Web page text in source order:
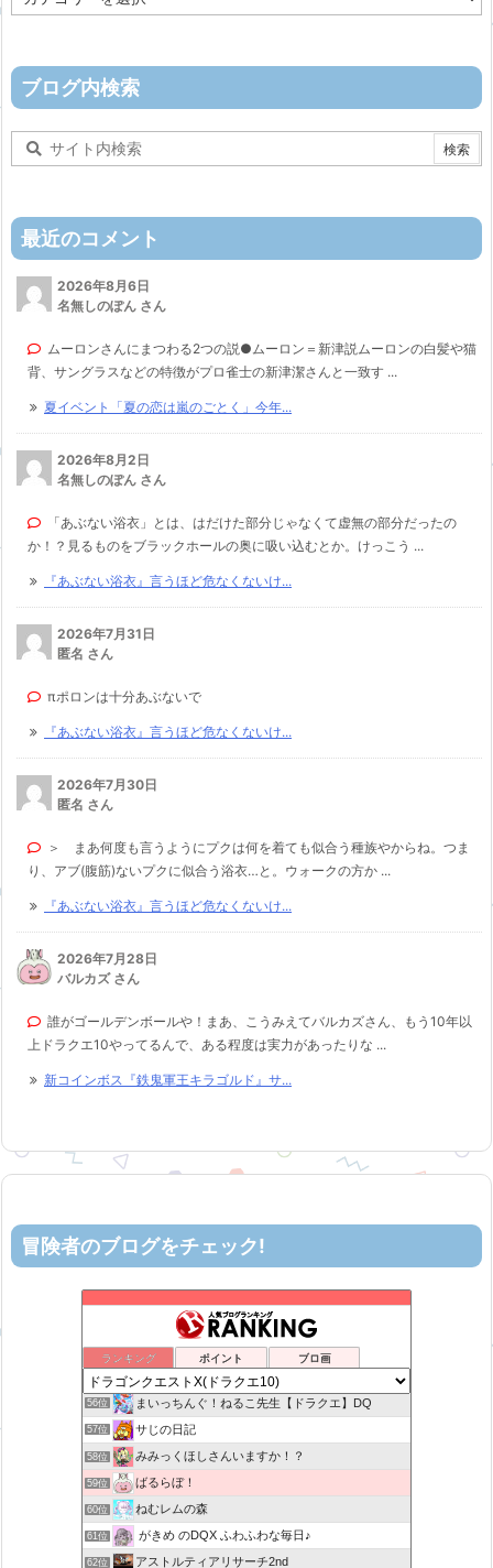
テ
ー
ブログ内検索
最近のコメント
2026年8月6日
名無しのぽん さん
ムーロンさんにまつわる2つの説●ムーロン＝新津説ムーロンの白髪や猫
背、サングラスなどの特徴がプロ雀士の新津潔さんと一致す ...
夏イベント「夏の恋は嵐のごとく」今年...
2026年8月2日
名無しのぽん さん
「あぶない浴衣」とは、はだけた部分じゃなくて虚無の部分だったの
か！？見るものをブラックホールの奥に吸い込むとか。けっこう ...
『あぶない浴衣』言うほど危なくないけ...
2026年7月31日
匿名 さん
πポロンは十分あぶないで
『あぶない浴衣』言うほど危なくないけ...
2026年7月30日
匿名 さん
＞ まあ何度も言うようにプクは何を着ても似合う種族やからね。つま
り、アブ(腹筋)ないプクに似合う浴衣…と。ウォークの方か ...
『あぶない浴衣』言うほど危なくないけ...
2026年7月28日
バルカズ さん
誰がゴールデンボールや！まあ、こうみえてバルカズさん、もう10年以
上ドラクエ10やってるんで、ある程度は実力があったりな ...
新コインボス『鉄鬼軍王キラゴルド』サ...
冒険者のブログをチェック!
ランキング ポイント ブロ画
モトニンゲン（人間男の試練）
54位 星降る夜の活動記録
55位 6×9=54 ドラクエ10
56位 まいっちんぐ！ねるこ先生【ドラクエ】DQ
57位 サじの日記
58位 みみっくほしさんいますか！？
59位 ばるらぼ！
60位 ねむレムの森
61位 がきめ のDQX ふわふわな毎日♪
62位 アストルティアリサーチ2nd